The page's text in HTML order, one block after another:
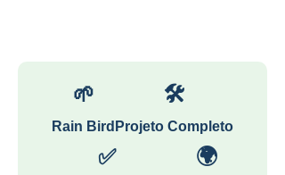
🌱
Rain Bird
🛠
Projeto Completo
✅ 🌍